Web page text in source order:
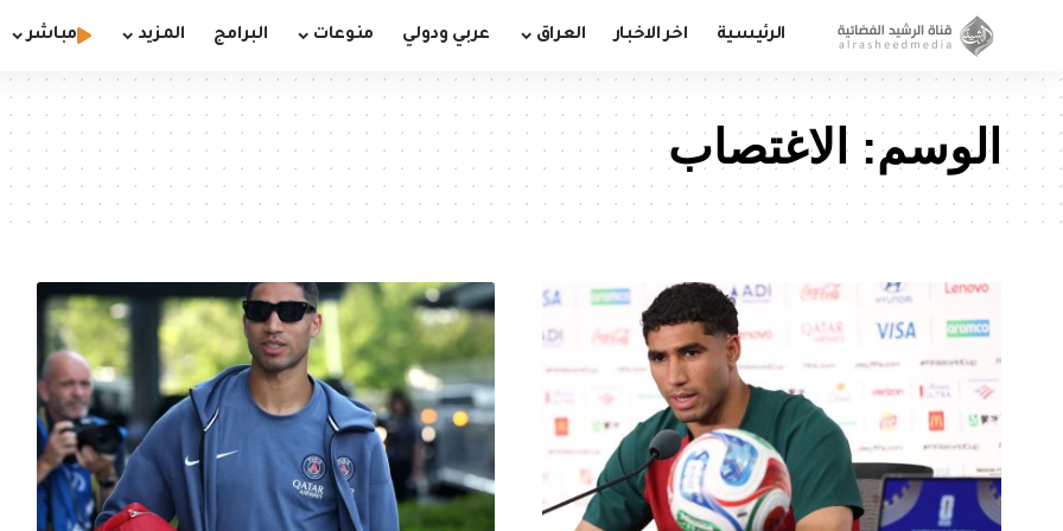
الرئيسية اخر الاخبار العراق عربي ودولي منوعات البرامج المزيد مباشر
الوسم: الاغتصاب